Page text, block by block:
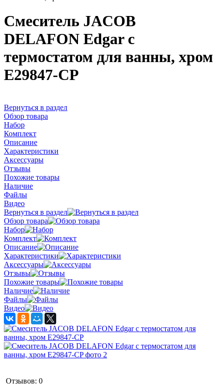
Смеситель JACOB
DELAFON Edgar с
термостатом для ванны, хром
E29847-CP
Вернуться в раздел
Обзор товара
Набор
Комплект
Описание
Характеристики
Аксессуары
Отзывы
Похожие товары
Наличие
Файлы
Видео
Вернуться в раздел
Обзор товара
Набор
Комплект
Описание
Характеристики
Аксессуары
Отзывы
Похожие товары
Наличие
Файлы
Видео
Отзывов: 0